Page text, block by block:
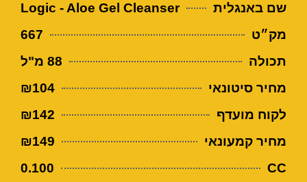
שם באנגלית
Logic - Aloe Gel Cleanser
מק״ט
667
תכולה
88 מ"ל
מחיר סיטונאי
₪104
לקוח מועדף
₪142
מחיר קמעונאי
₪149
CC
0.100